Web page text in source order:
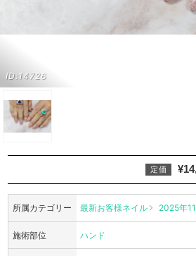
ID:14726
定価
所属カテゴリー 最新お客様ネイル 2025年
施術部位 ハンド